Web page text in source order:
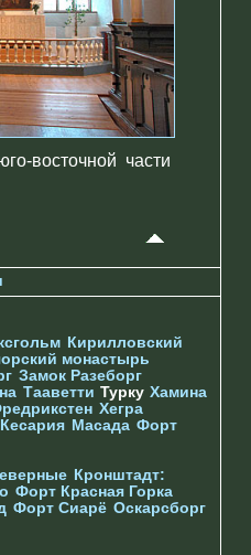
восточной части
Кирилловский
монастырь
Замок Разеборг
Тааветти Турку Хамина
Хегра
Кесария Масада Форт
Кронштадт:
Форт Красная Горка
Форт Сиарё Оскарсборг